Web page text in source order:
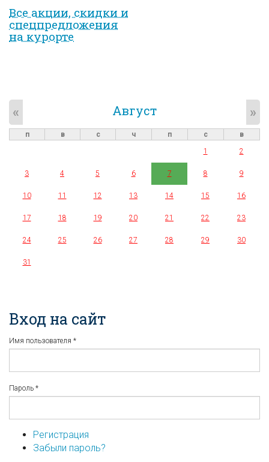
Все акции, скидки и
спец­предложе­ния
на курорте
Август
« »
п в с ч п с
в
1
2
3 4 5 6 7 8 9
10 11 12 13 14 15 16
17 18 19 20 21 22 23
24 25 26 27 28 29 30
31
Вход на сайт
Имя пользователя *
Пароль *
Регистрация
Забыли пароль?